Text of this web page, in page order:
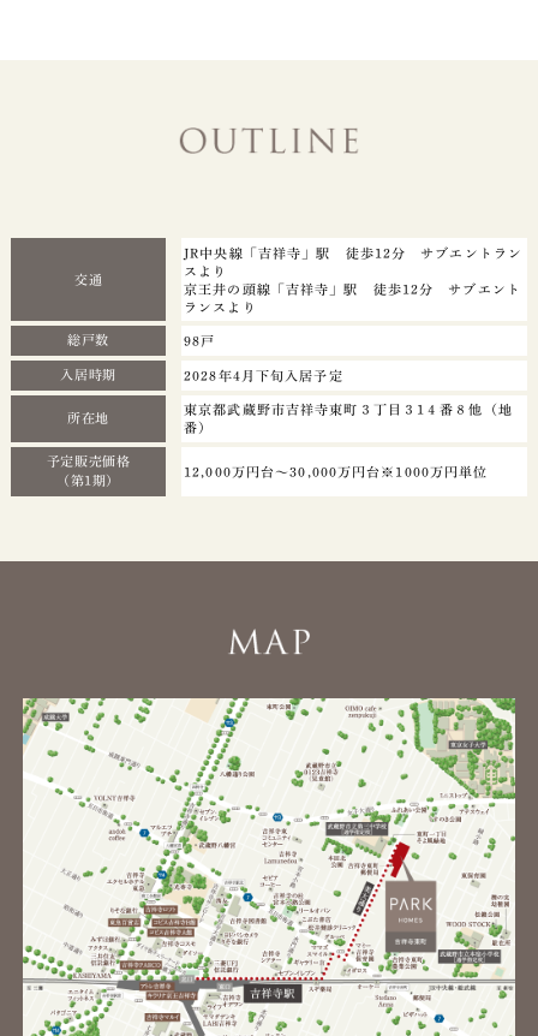
交通
JR中央線「吉祥寺」駅 徒歩12分 サブエントラン
スより
京王井の頭線「吉祥寺」駅 徒歩12分 サブエント
ランスより
総戸数 98戸
入居時期 2028年4月下旬入居予定
所在地
東京都武蔵野市吉祥寺東町３丁目３1４番８他（地
番）
予定販売価格
（第1期）
12,000万円台～30,000万円台※1000万円単位